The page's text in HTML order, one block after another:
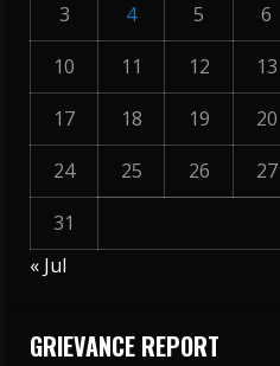
3
4 5 6
10
11 12 13
17
18 19 20
24
25 26 27
31
« Jul
GRIEVANCE REPORT